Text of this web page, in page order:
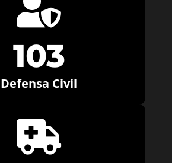

103
Defensa Civil
